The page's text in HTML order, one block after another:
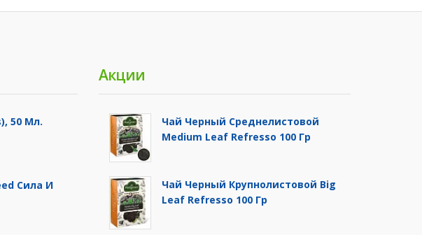
50 Мл.
Сила И
Акции
Чай Черный Среднелистовой
Medium Leaf Refresso 100 Гр
Чай Черный Крупнолистовой Big
Leaf Refresso 100 Гр